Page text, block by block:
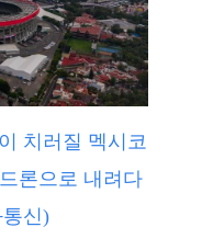
치러질 멕시코
론으로 내려다
신)